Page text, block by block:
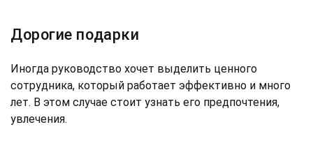
Дорогие подарки
Иногда руководство хочет выделить ценного
сотрудника, который работает эффективно и много
лет. В этом случае стоит узнать его предпочтения,
увлечения.